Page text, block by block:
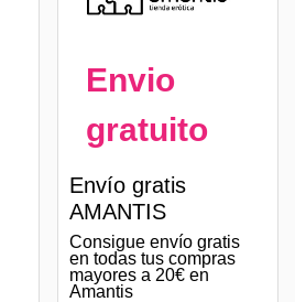
Envio
gratuito
Envío gratis
AMANTIS
Consigue envío gratis
en todas tus compras
mayores a 20€ en
Amantis